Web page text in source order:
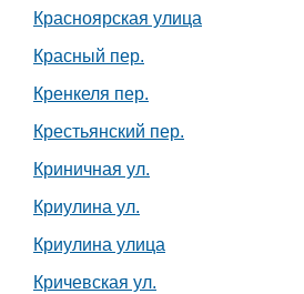
Красноярская улица
Красный пер.
Кренкеля пер.
Крестьянский пер.
Криничная ул.
Криулина ул.
Криулина улица
Кричевская ул.